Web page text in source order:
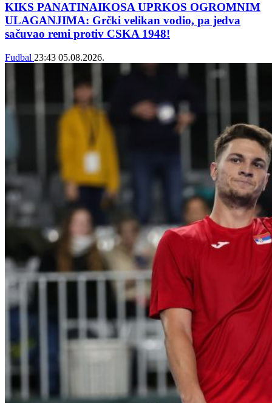
KIKS PANATINAIKOSA UPRKOS OGROMNIM
ULAGANJIMA: Grčki velikan vodio, pa jedva
sačuvao remi protiv CSKA 1948!
Fudbal 23:43 05.08.2026.